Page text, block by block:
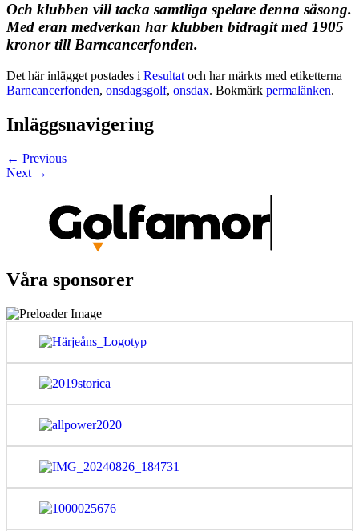
Och klubben vill tacka samtliga spelare denna säsong.
Med eran medverkan har klubben bidragit med 1905
kronor till Barncancerfonden.
Det här inlägget postades i Resultat och har märkts med etiketterna
Barncancerfonden, onsdagsgolf, onsdax. Bokmärk permalänken.
Inläggsnavigering
← Previous
Next →
Våra sponsorer